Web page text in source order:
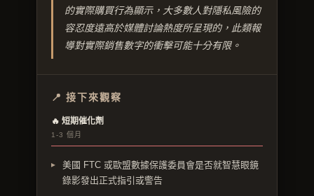
的實際購買行為顯示，大多數人對隱私風險的
容忍度遠高於媒體討論熱度所呈現的，此類報
導對實際銷售數字的衝擊可能十分有限。
📍 接下來觀察
🔥 短期催化劑
1-3 個月
美國 FTC 或歐盟數據保護委員會是否就智慧眼鏡
錄影發出正式指引或警告